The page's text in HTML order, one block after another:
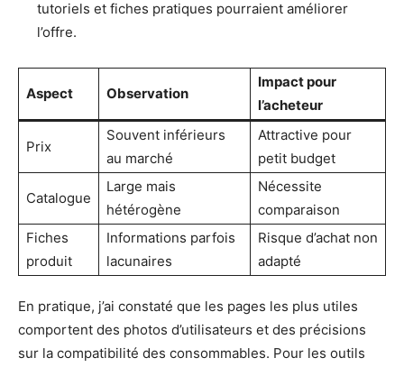
tutoriels et fiches pratiques pourraient améliorer
l’offre.
Aspect Observation
Impact pour
l’acheteur
Prix
Souvent inférieurs
au marché
Attractive pour
petit budget
Catalogue
Large mais
hétérogène
Nécessite
comparaison
Fiches
produit
Informations parfois
lacunaires
Risque d’achat non
adapté
En pratique, j’ai constaté que les pages les plus utiles
comportent des photos d’utilisateurs et des précisions
sur la compatibilité des consommables. Pour les outils